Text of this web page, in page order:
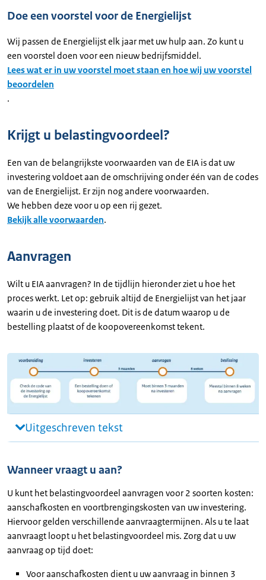
Doe een voorstel voor de Energielijst
Wij passen de Energielijst elk jaar met uw hulp aan. Zo kunt u
een voorstel doen voor een nieuw bedrijfsmiddel.
Lees wat er in uw voorstel moet staan en hoe wij uw voorstel
beoordelen
.
Krijgt u belastingvoordeel?
Een van de belangrijkste voorwaarden van de EIA is dat uw
investering voldoet aan de omschrijving onder één van de codes
van de Energielijst. Er zijn nog andere voorwaarden.
We hebben deze voor u op een rij gezet.
Bekijk alle voorwaarden.
Aanvragen
Wilt u EIA aanvragen? In de tijdlijn hieronder ziet u hoe het
proces werkt. Let op: gebruik altijd de Energielijst van het jaar
waarin u de investering doet. Dit is de datum waarop u de
bestelling plaatst of de koopovereenkomst tekent.
Uitgeschreven tekst
Wanneer vraagt u aan?
U kunt het belastingvoordeel aanvragen voor 2 soorten kosten:
aanschafkosten en voortbrengingskosten van uw investering.
Hiervoor gelden verschillende aanvraagtermijnen. Als u te laat
aanvraagt loopt u het belastingvoordeel mis. Zorg dat u uw
aanvraag op tijd doet:
Voor aanschafkosten dient u uw aanvraag in binnen 3